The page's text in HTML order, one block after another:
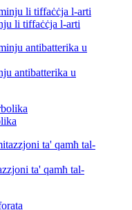
li tiffaċċja l-arti
antibatterika u
ta' qamħ tal-